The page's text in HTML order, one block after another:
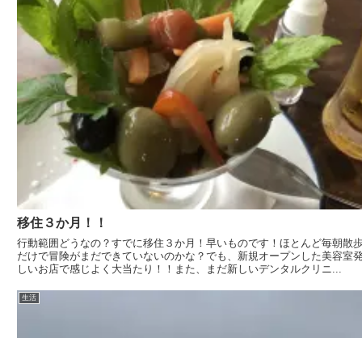
移住３か月！！
行動範囲どうなの？すでに移住３か月！早いものです！ほとんど毎朝散
だけで冒険がまだできていないのかな？でも、新規オープンした美容室
しいお店で感じよく大当たり！！また、まだ新しいデンタルクリニ...
生活